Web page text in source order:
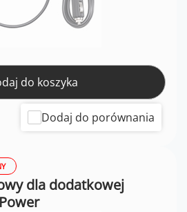
do koszyka
Dodaj do porównania
dla dodatkowej